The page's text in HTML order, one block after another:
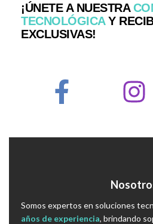
¡ÚNETE A NUESTRA
TECNOLÓGICAY
EXCLUSIVAS!
Somos expertos en soluciones
años de experiencia, brindando